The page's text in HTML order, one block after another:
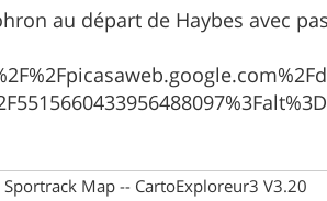
au départ de Haybes avec
Map -- CartoExploreur3 V3.20